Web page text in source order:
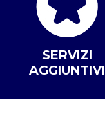
SERVIZI
AGGIUNTIVI